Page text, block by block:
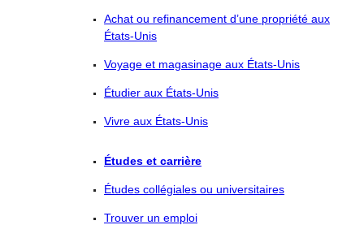
Achat ou refinancement d’une propriété aux
États-Unis
Voyage et magasinage aux États-Unis
Étudier aux États-Unis
Vivre aux États-Unis
Études et carrière
Études collégiales ou universitaires
Trouver un emploi